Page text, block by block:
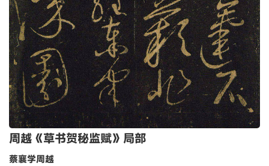
周越《草书贺秘监赋》局部
蔡襄学周越